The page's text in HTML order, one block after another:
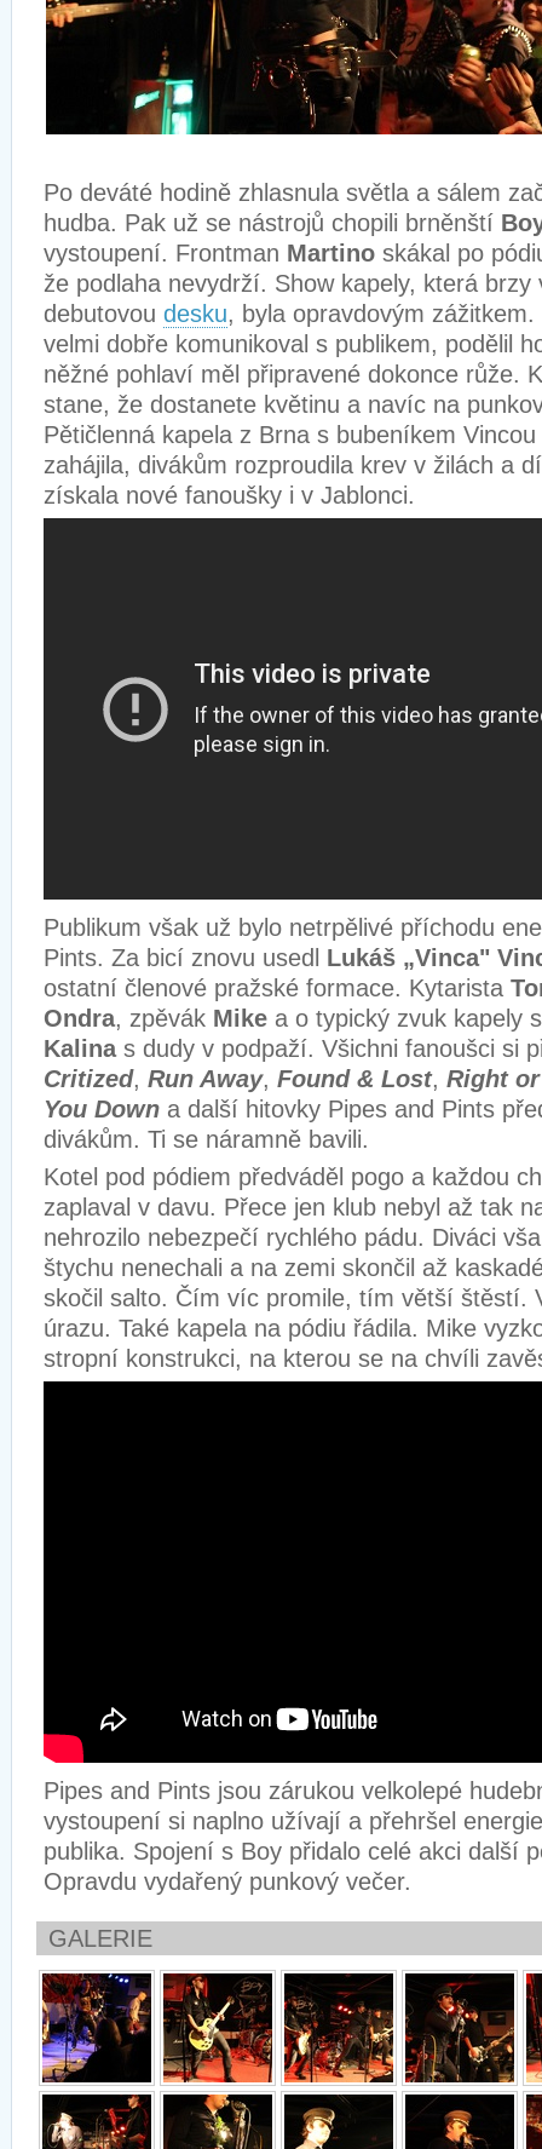
Po deváté hodině zhlasnula světla a sálem
hudba. Pak už se nástrojů chopili brněnští
vystoupení. Frontman Martino skákal po
že podlaha nevydrží. Show kapely, která brzy
debutovou desku, byla opravdovým
velmi dobře komunikoval s publikem, podělil
něžné pohlaví měl připravené dokonce růže.
stane, že dostanete květinu a navíc na
Pětičlenná kapela z Brna s bubeníkem
zahájila, divákům rozproudila krev v žilách a
získala nové fanoušky i v Jablonci.
Publikum však už bylo netrpělivé příchodu
Pints. Za bicí znovu usedl Lukáš „Vinca"
ostatní členové pražské formace. Kytarista
Ondra, zpěvák Mike a o typický zvuk kapely
Kalinas dudy v podpaží. Všichni fanoušci si
Critized, Run Away, Found & Lost, Right
You Down a další hitovky Pipes and Pints
divákům. Ti se náramně bavili.
Kotel pod pódiem předváděl pogo a každou
zaplaval v davu. Přece jen klub nebyl až tak
nehrozilo nebezpečí rychlého pádu. Diváci
štychu nenechali a na zemi skončil až
skočil salto. Čím víc promile, tím větší štěstí.
úrazu. Také kapela na pódiu řádila. Mike
stropní konstrukci, na kterou se na chvíli
Pipes and Pints jsou zárukou velkolepé
vystoupení si naplno užívají a přehršel
publika. Spojení s Boy přidalo celé akci další
Opravdu vydařený punkový večer.
GALERIE